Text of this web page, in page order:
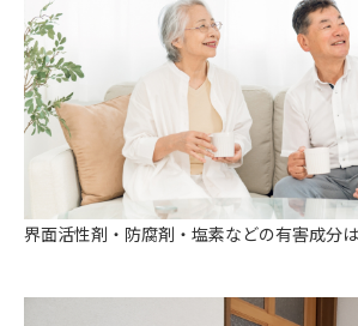
界面活性剤・防腐剤・塩素などの有害成分